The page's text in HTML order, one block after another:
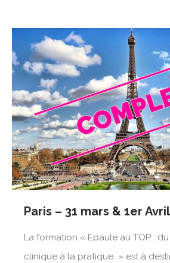
Paris – 31 mars & 1er
La formation « Epaule au TOP :
clinique à la pratique » est à